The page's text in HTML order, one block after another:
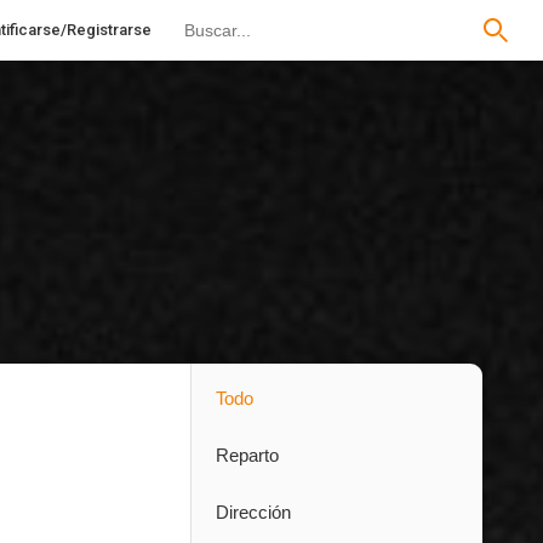
Registrarse
Todo
Reparto
Dirección